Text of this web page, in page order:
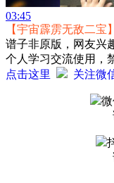
03:45
【宇宙霹雳无敌二宝】
谱子非原版，网友兴
个人学习交流使用，
点击这里
关注微